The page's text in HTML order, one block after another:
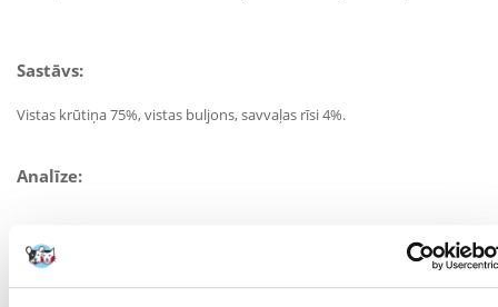
Sastāvs:
Vistas krūtiņa 75%, vistas buljons, savvaļas rīsi 4%.
Analīze:
olbaltumvielas 16%, neapstrādātas šķiedras 0,1%, neapstrādāts tauks
1%, neapstrādāts pelnu saturs 1%, mitrums 80%.